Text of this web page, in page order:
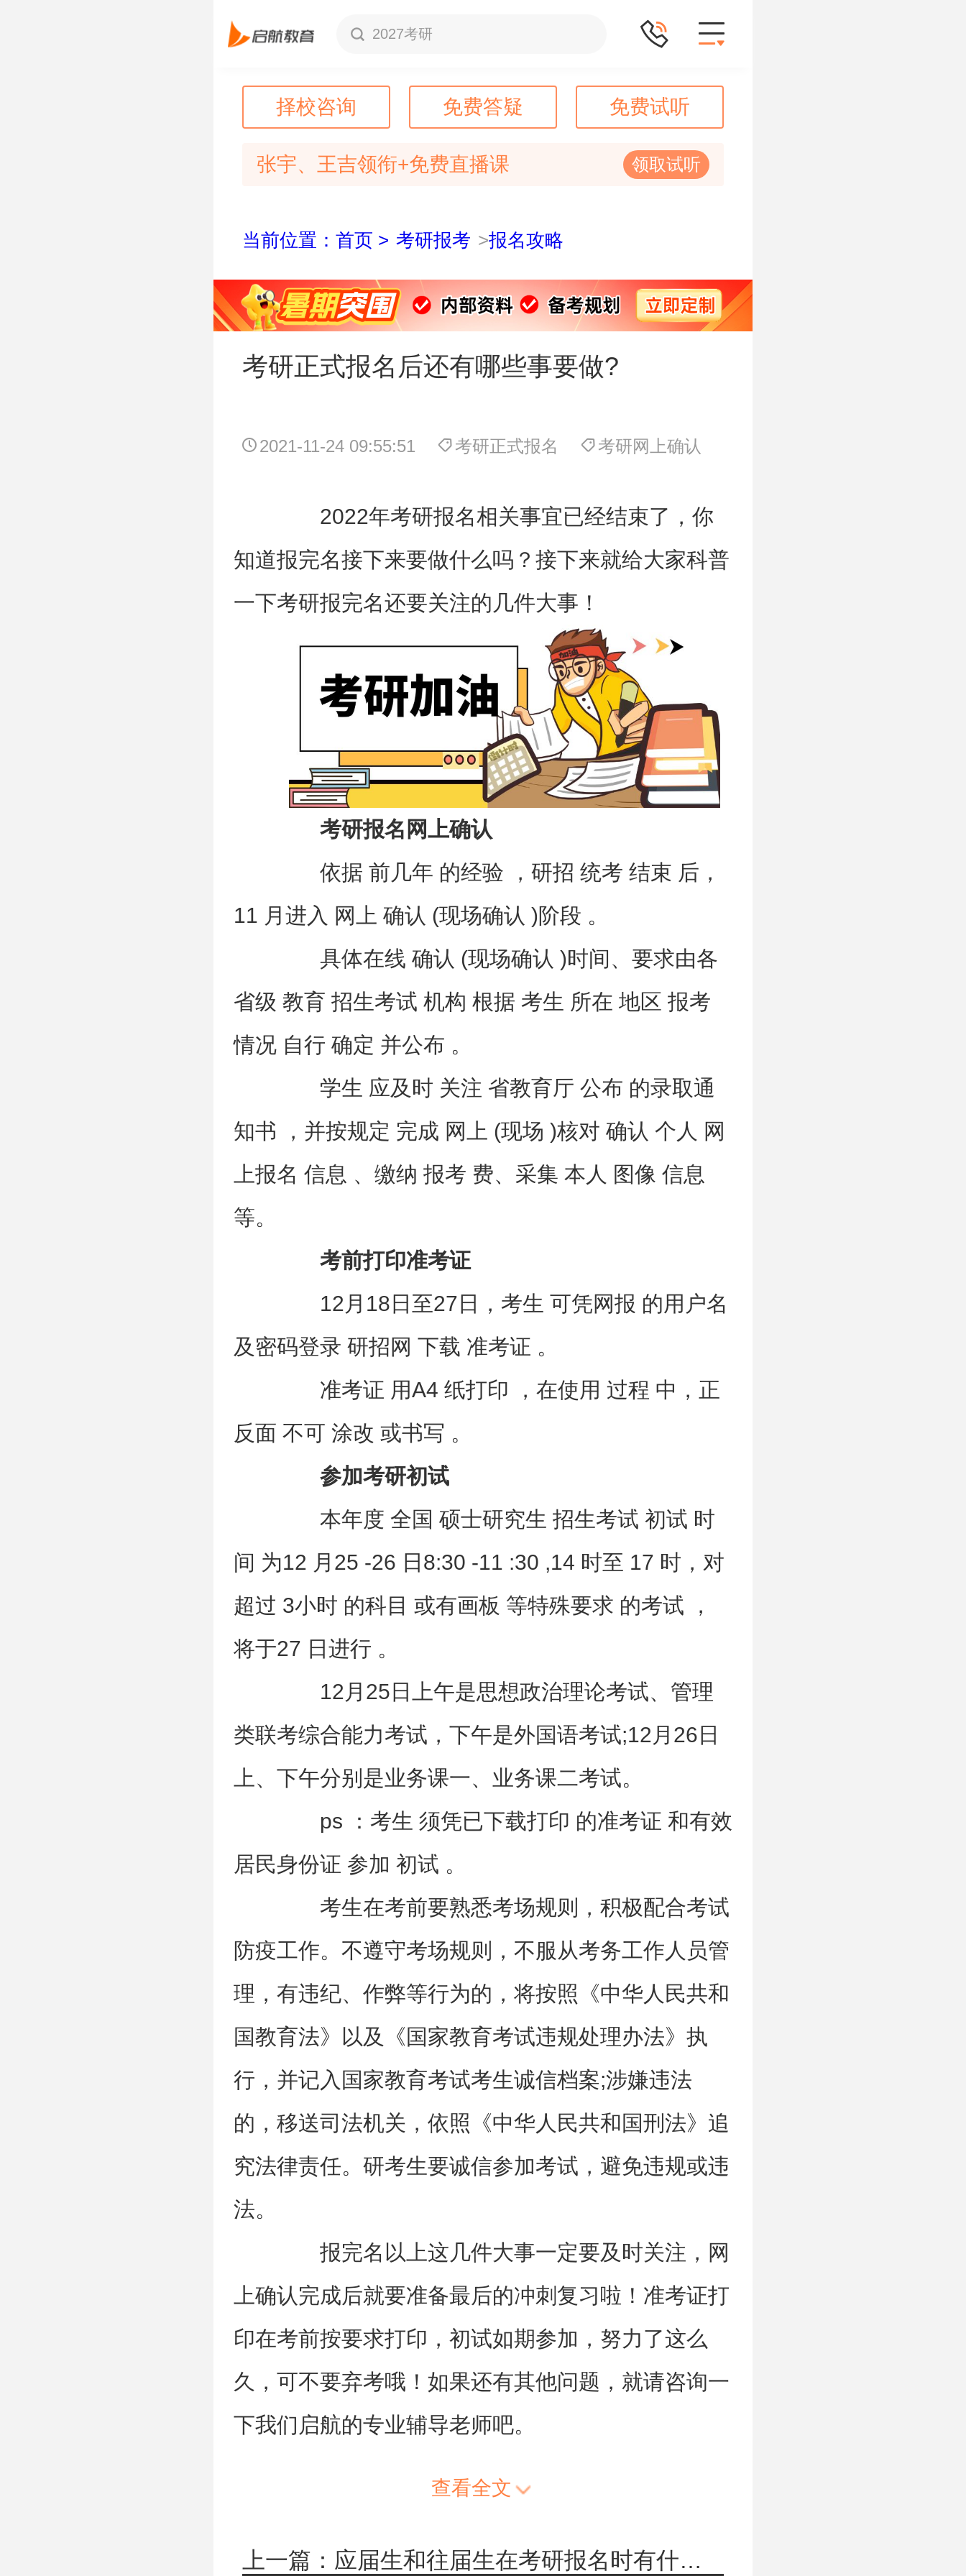
2027考研
择校咨询 免费答疑 免费试听
张宇、王吉领衔+免费直播课 领取试听
当前位置：首页 > 考研报考 >报名攻略
考研正式报名后还有哪些事要做?
2021-11-24 09:55:51 考研正式报名 考研网上确认
2022年考研报名相关事宜已经结束了，你
知道报完名接下来要做什么吗？接下来就给大家科普
一下考研报完名还要关注的几件大事！
考研报名网上确认
依据 前几年 的经验 ，研招 统考 结束 后，
11 月进入 网上 确认 (现场确认 )阶段 。
具体在线 确认 (现场确认 )时间、要求由各
省级 教育 招生考试 机构 根据 考生 所在 地区 报考
情况 自行 确定 并公布 。
学生 应及时 关注 省教育厅 公布 的录取通
知书 ，并按规定 完成 网上 (现场 )核对 确认 个人 网
上报名 信息 、缴纳 报考 费、采集 本人 图像 信息
等。
考前打印准考证
12月18日至27日，考生 可凭网报 的用户名
及密码登录 研招网 下载 准考证 。
准考证 用A4 纸打印 ，在使用 过程 中，正
反面 不可 涂改 或书写 。
参加考研初试
本年度 全国 硕士研究生 招生考试 初试 时
间 为12 月25 -26 日8:30 -11 :30 ,14 时至 17 时，对
超过 3小时 的科目 或有画板 等特殊要求 的考试 ，
将于27 日进行 。
12月25日上午是思想政治理论考试、管理
类联考综合能力考试，下午是外国语考试;12月26日
上、下午分别是业务课一、业务课二考试。
ps ：考生 须凭已下载打印 的准考证 和有效
居民身份证 参加 初试 。
考生在考前要熟悉考场规则，积极配合考试
防疫工作。不遵守考场规则，不服从考务工作人员管
理，有违纪、作弊等行为的，将按照《中华人民共和
国教育法》以及《国家教育考试违规处理办法》执
行，并记入国家教育考试考生诚信档案;涉嫌违法
的，移送司法机关，依照《中华人民共和国刑法》追
究法律责任。研考生要诚信参加考试，避免违规或违
法。
报完名以上这几件大事一定要及时关注，网
上确认完成后就要准备最后的冲刺复习啦！准考证打
印在考前按要求打印，初试如期参加，努力了这么
久，可不要弃考哦！如果还有其他问题，就请咨询一
下我们启航的专业辅导老师吧。
查看全文
上一篇：应届生和往届生在考研报名时有什么不同